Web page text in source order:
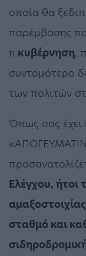
οποία θα
παρέμβασης
η κυβέρνηση,
συντομότερο
των πολιτών
Όπως σας έχει
Ελέγχου, ήτοι
σταθμό και